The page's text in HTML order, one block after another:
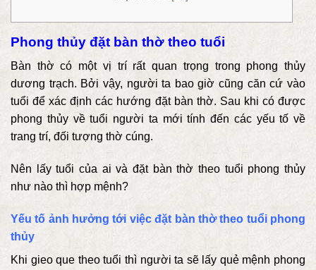
Phong thủy đặt bàn thờ theo tuổi
Bàn thờ có một vị trí rất quan trọng trong phong thủy
dương trạch. Bởi vậy, người ta bao giờ cũng căn cứ vào
tuổi để xác định các hướng đặt bàn thờ. Sau khi có được
phong thủy về tuổi người ta mới tính đến các yếu tố về
trang trí, đối tượng thờ cúng.
Nên lấy tuổi của ai và đặt bàn thờ theo tuổi phong thủy
như nào thì hợp mệnh?
Yếu tố ảnh hưởng tới việc đặt bàn thờ theo tuổi phong
thủy
Khi gieo que theo tuổi thì người ta sẽ lấy quẻ mệnh phong